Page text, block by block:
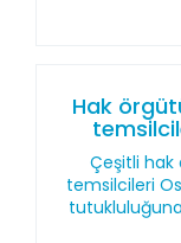
Hak
Çeşitli hak
temsilcileri